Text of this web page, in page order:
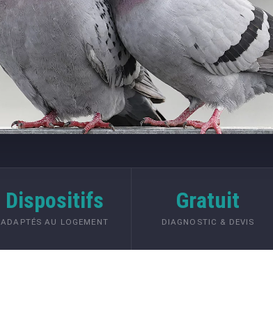
Dispositifs
ADAPTÉS AU LOGEMENT
Gratuit
DIAGNOSTIC & DEVIS